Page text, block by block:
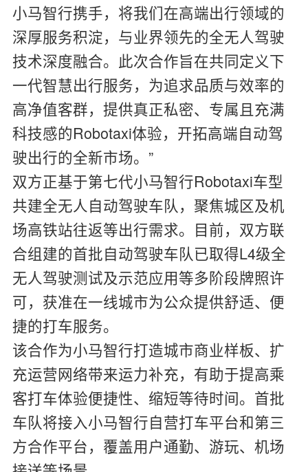
小马智行携手，将我们在高端出行领域的
深厚服务积淀，与业界领先的全无人驾驶
技术深度融合。此次合作旨在共同定义下
一代智慧出行服务，为追求品质与效率的
高净值客群，提供真正私密、专属且充满
科技感的Robotaxi体验，开拓高端自动驾
驶出行的全新市场。”
双方正基于第七代小马智行Robotaxi车型
共建全无人自动驾驶车队，聚焦城区及机
场高铁站往返等出行需求。目前，双方联
合组建的首批自动驾驶车队已取得L4级全
无人驾驶测试及示范应用等多阶段牌照许
可，获准在一线城市为公众提供舒适、便
捷的打车服务。
该合作为小马智行打造城市商业样板、扩
充运营网络带来运力补充，有助于提高乘
客打车体验便捷性、缩短等待时间。首批
车队将接入小马智行自营打车平台和第三
方合作平台，覆盖用户通勤、游玩、机场